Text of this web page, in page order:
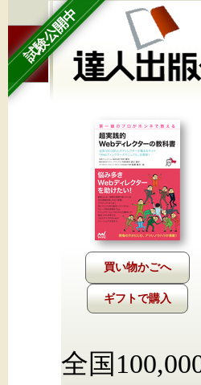
試験公開中
ギフトで購入
全国